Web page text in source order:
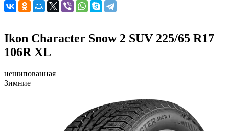
Ikon Character Snow 2 SUV 225/65 R17
106R XL
нешипованная
Зимние